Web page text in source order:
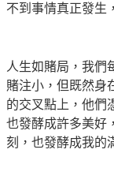
不到事情真正發生
人生如賭局，我們
賭注小，但既然身
的交叉點上，他們
也發酵成許多美好
刻，也發酵成我的